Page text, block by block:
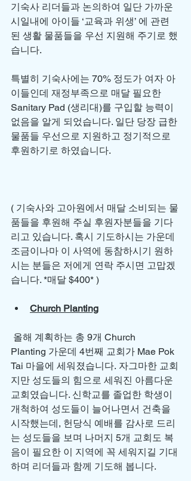
기숙사 리더들과 논의하여 일단 가까운
시일내에 아이들 ‘교육과 위생’ 에 관련
된 생활 물품들을 우선 지원해 주기로 했
습니다.
특별히 기숙사에는 70% 정도가 여자 아
이들인데 재정부족으로 매달 필요한
Sanitary Pad (생리대)를 구입할 능력이
없음을 알게 되었습니다. 일단 당장 급한
물품들 우선으로 지원하고 정기적으로
후원하기로 하였습니다.
( 기숙사와 고아원에서 매달 소비되는 물
품들을 후원해 주실 후원자분들을 기다
리고 있습니다. 혹시 기도하시는 가운데
조금이나마 이 사역에 동참하시기 원하
시는 분들은 저에게 연락 주시면 고맙겠
습니다. *매달 $400* )
Church Planting
Planting 가운데 4번째 교회가 Mae Pok
Tai 마을에 세워졌습니다. 자그마한 교회
지만 성도들의 힘으로 세워진 아름다운
교회였습니다. 신학교를 졸업한 학생이
개척하여 성도들이 늘어나면서 건축을
시작했는데, 헌당식 예배를 감사로 드리
는 성도들을 보며 나머지 5개 교회도 복
음이 필요한 이 지역에 꼭 세워지길 기대
하며 리더들과 함께 기도해 봅니다.